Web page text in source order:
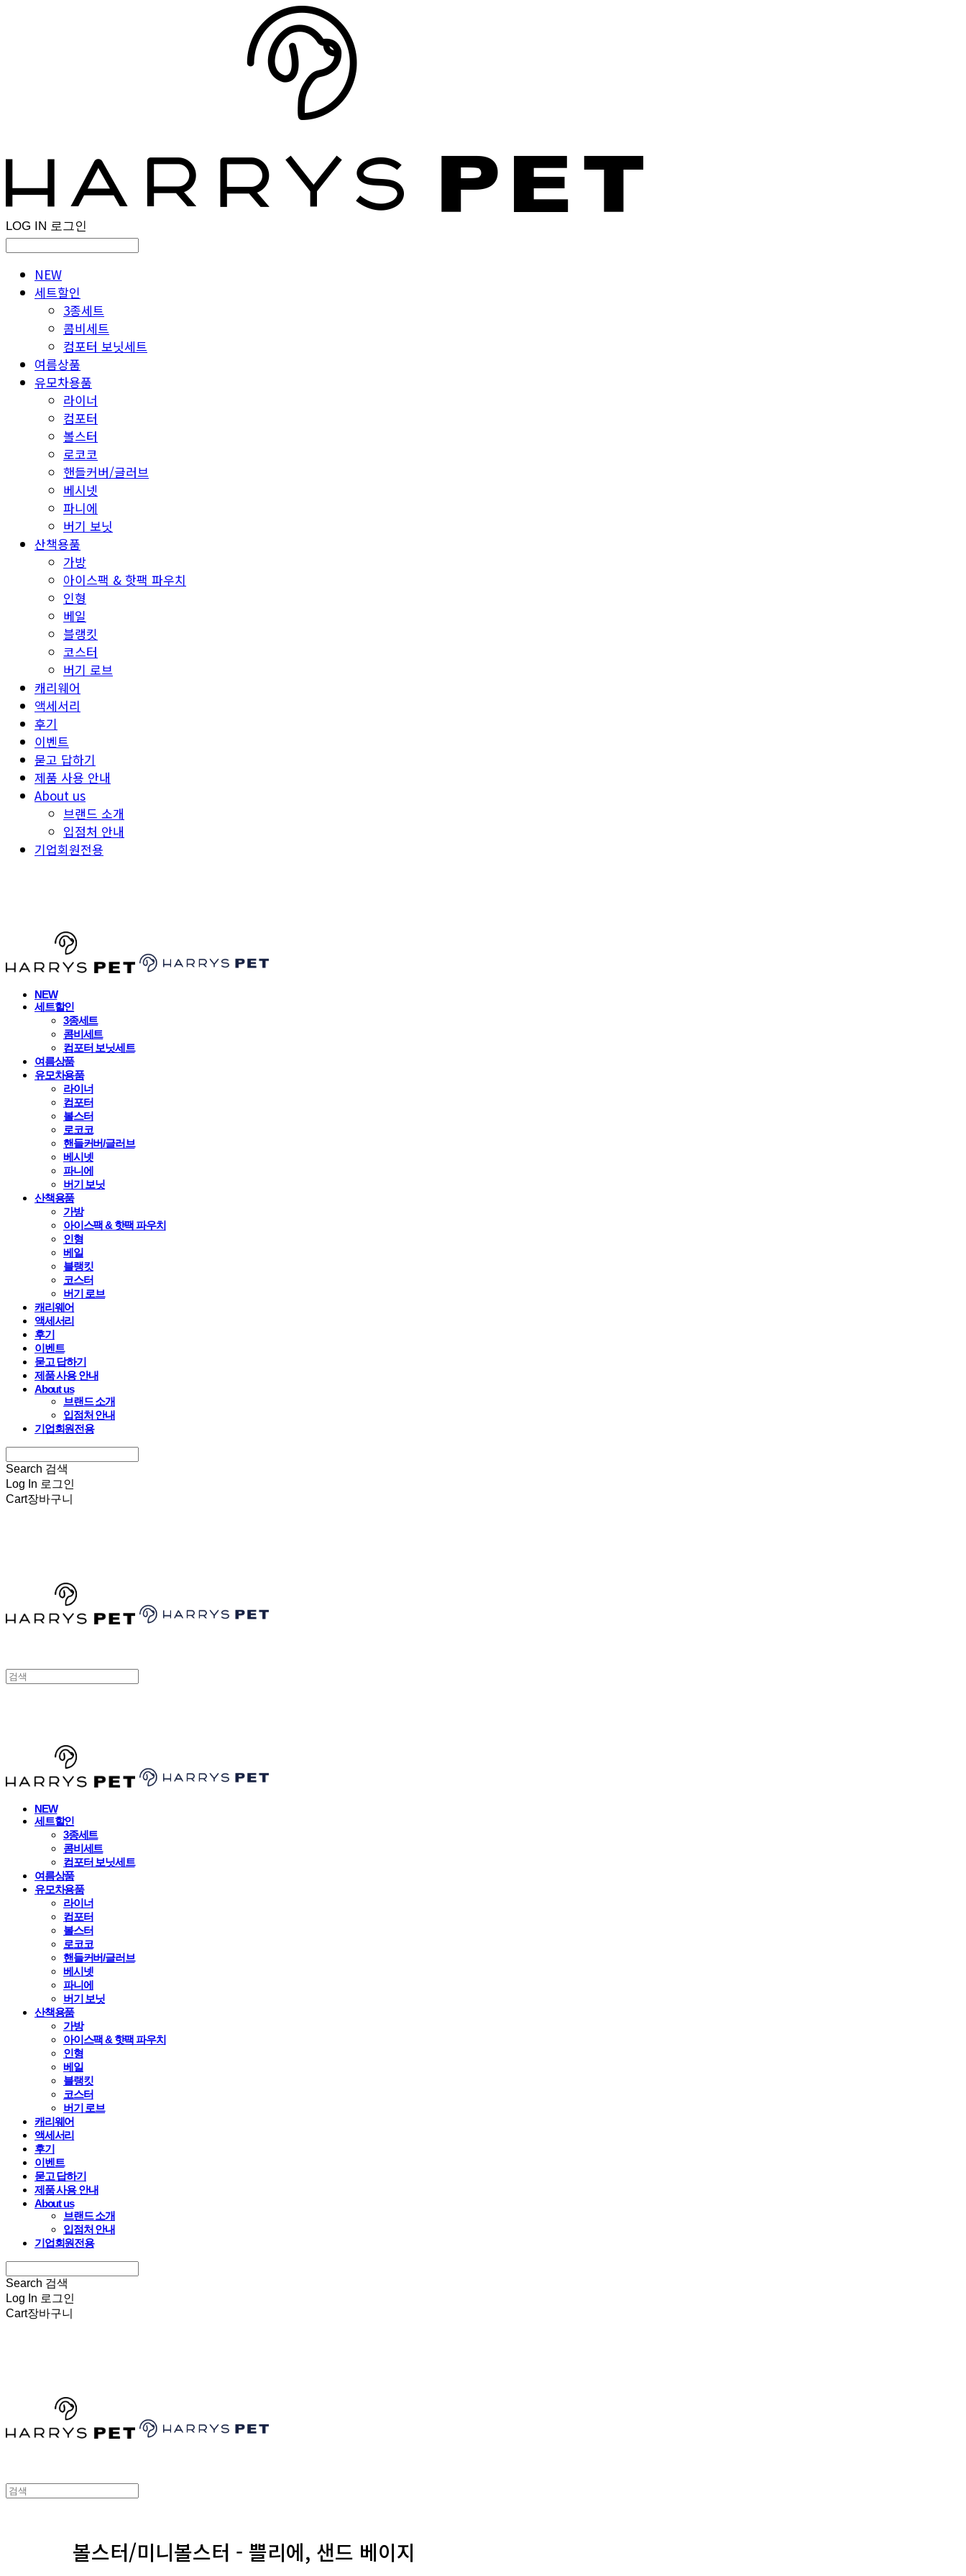
LOG IN 로그인
NEW
세트할인
3종세트
콤비세트
컴포터 보닛세트
여름상품
유모차용품
라이너
컴포터
볼스터
로코코
핸들커버/글러브
베시넷
파니에
버기 보닛
산책용품
가방
아이스팩 & 핫팩 파우치
인형
베일
블랭킷
코스터
버기 로브
캐리웨어
액세서리
후기
이벤트
묻고 답하기
제품 사용 안내
About us
브랜드 소개
입점처 안내
기업회원전용
NEW
세트할인
3종세트
콤비세트
컴포터 보닛세트
여름상품
유모차용품
라이너
컴포터
볼스터
로코코
핸들커버/글러브
베시넷
파니에
버기 보닛
산책용품
가방
아이스팩 & 핫팩 파우치
인형
베일
블랭킷
코스터
버기 로브
캐리웨어
액세서리
후기
이벤트
묻고 답하기
제품 사용 안내
About us
브랜드 소개
입점처 안내
기업회원전용
Search 검색
Log In 로그인
Cart장바구니
NEW
세트할인
3종세트
콤비세트
컴포터 보닛세트
여름상품
유모차용품
라이너
컴포터
볼스터
로코코
핸들커버/글러브
베시넷
파니에
버기 보닛
산책용품
가방
아이스팩 & 핫팩 파우치
인형
베일
블랭킷
코스터
버기 로브
캐리웨어
액세서리
후기
이벤트
묻고 답하기
제품 사용 안내
About us
브랜드 소개
입점처 안내
기업회원전용
Search 검색
Log In 로그인
Cart장바구니
볼스터/미니볼스터 - 쁠리에, 샌드 베이지